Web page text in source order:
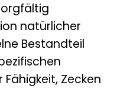
natürlicher
Bestandteil
Zecken